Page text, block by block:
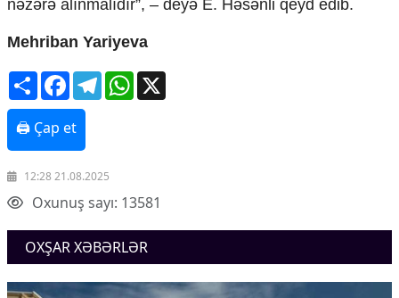
nəzərə alınmalıdır”, – deyə E. Həsənli qeyd edib.
Mehriban Yariyeva
ShareFacebookTelegramWhatsApp
🖨 Çap et
12:28 21.08.2025
Oxunuş sayı: 13581
OXŞAR XƏBƏRLƏR